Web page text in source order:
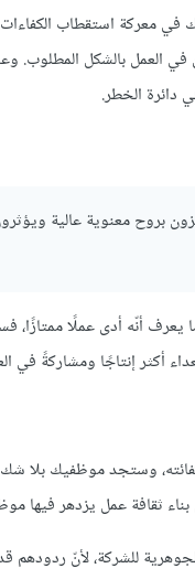
في معركة استقطاب
العمل بالشكل المطلوب.
دائرة الخطر.
بروح معنوية عالية
يعرف أنّه أدى عملًا
أكثر إنتاجًا ومشاركةً في
وستجد موظفيك بلا
بناء ثقافة عمل يزدهر فيها
للشركة، لأنّ ردودهم